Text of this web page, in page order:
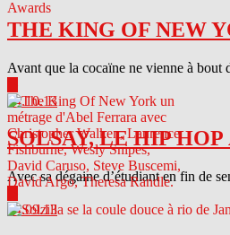
THE KING OF NEW
Avant que la cocaïne ne vienne à bout
04.10.13
SOLSAY, LE HIP
Avec sa dégaine d’étudiant en fin de
04.09.13